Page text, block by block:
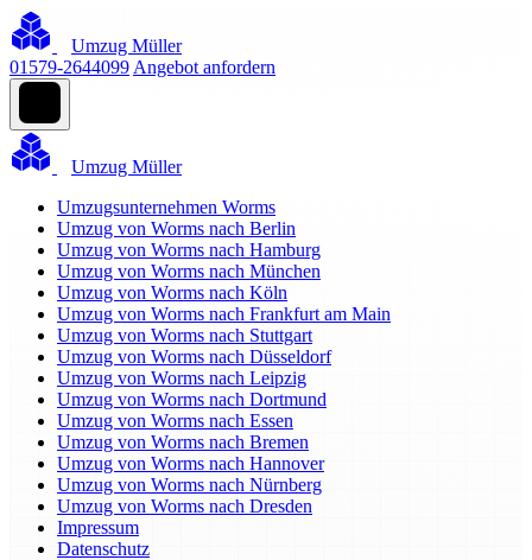
Umzug Müller
01579-2644099 Angebot anfordern
Umzug Müller
Umzugsunternehmen Worms
Umzug von Worms nach Berlin
Umzug von Worms nach Hamburg
Umzug von Worms nach München
Umzug von Worms nach Köln
Umzug von Worms nach Frankfurt am Main
Umzug von Worms nach Stuttgart
Umzug von Worms nach Düsseldorf
Umzug von Worms nach Leipzig
Umzug von Worms nach Dortmund
Umzug von Worms nach Essen
Umzug von Worms nach Bremen
Umzug von Worms nach Hannover
Umzug von Worms nach Nürnberg
Umzug von Worms nach Dresden
Impressum
Datenschutz